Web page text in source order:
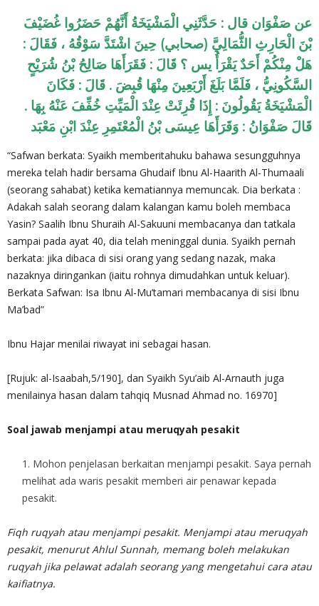
عن صَفْوَان قال : حَدَّثَنِي الْمَشْيَخَةُ أَنَّهُمْ حَضَرُوا غُضَيْفَ
بْنَ الْحَارِثِ الثُّمَالِيَّ (صحابي) حِينَ اشْتَدَّ سَوْقُهُ ، فَقَالَ :
هَلْ مِنْكُمْ أَحَدٌ يَقْرَأُ يس ؟ قَالَ : فَقَرَأَهَا صَالِحُ بْنُ شُرَيْحٍ
السَّكُونِيُّ ، فَلَمَّا بَلَغَ أَرْبَعِينَ مِنْهَا قُبِضَ . قَالَ : فَكَانَ
الْمَشْيَخَةُ يَقُولُونَ : إِذَا قُرِئَتْ عِنْدَ الْمَيِّتِ خُفِّفَ عَنْهُ بِهَا .
قَالَ صَفْوَانُ : وَقَرَأَهَا عِيسَى بْنُ الْمُعْتَمِرِ عِنْدَ ابْنِ مَعْبَد
“Safwan berkata: Syaikh memberitahuku bahawa sesungguhnya
mereka telah hadir bersama Ghudaif Ibnu Al-Haarith Al-Thumaali
(seorang sahabat) ketika kematiannya memuncak. Dia berkata :
Adakah salah seorang dalam kalangan kamu boleh membaca
Yasin? Saalih Ibnu Shuraih Al-Sakuuni membacanya dan tatkala
sampai pada ayat 40, dia telah meninggal dunia. Syaikh pernah
berkata: jika dibaca di sisi orang yang sedang nazak, maka
nazaknya diringankan (iaitu rohnya dimudahkan untuk keluar).
Berkata Safwan: Isa Ibnu Al-Mu’tamari membacanya di sisi Ibnu
Ma’bad”
Ibnu Hajar menilai riwayat ini sebagai hasan.
[Rujuk: al-Isaabah,5/190], dan Syaikh Syu’aib Al-Arnauth juga
menilainya hasan dalam tahqiq Musnad Ahmad no. 16970]
Soal jawab menjampi atau meruqyah pesakit
Mohon penjelasan berkaitan menjampi pesakit. Saya pernah
melihat ada waris pesakit memberi air penawar kepada
pesakit.
Fiqh ruqyah atau menjampi pesakit. Menjampi atau meruqyah
pesakit, menurut Ahlul Sunnah, memang boleh melakukan
ruqyah jika pelawat adalah seorang yang mengetahui cara atau
kaifiatnya.